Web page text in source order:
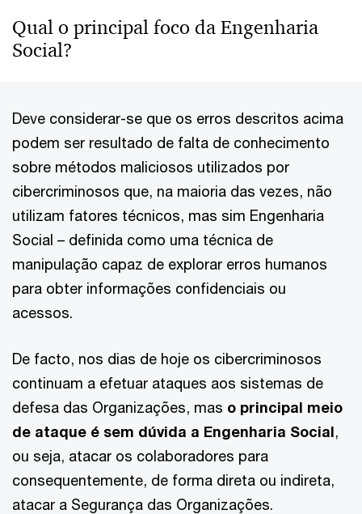
Qual o principal foco da Engenharia
Social?
Deve considerar-se que os erros descritos acima
podem ser resultado de falta de conhecimento
sobre métodos maliciosos utilizados por
cibercriminosos que, na maioria das vezes, não
utilizam fatores técnicos, mas sim Engenharia
Social – definida como uma técnica de
manipulação capaz de explorar erros humanos
para obter informações confidenciais ou
acessos.
De facto, nos dias de hoje os cibercriminosos
continuam a efetuar ataques aos sistemas de
defesa das Organizações, mas o principal meio
de ataque é sem dúvida a Engenharia Social,
ou seja, atacar os colaboradores para
consequentemente, de forma direta ou indireta,
atacar a Segurança das Organizações.